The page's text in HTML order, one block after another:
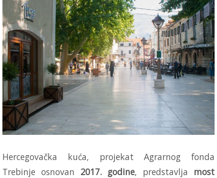
Hercegovačka kuća, projekat Agrarnog fonda
Trebinje osnovan 2017. godine, predstavlja most